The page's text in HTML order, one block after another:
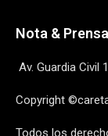
Nota &
Av. Guardia Civil
Copyright
Todos los